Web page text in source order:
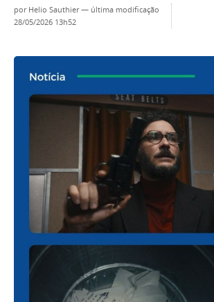
por Helio Sauthier— última modificação
28/05/2026 13h52